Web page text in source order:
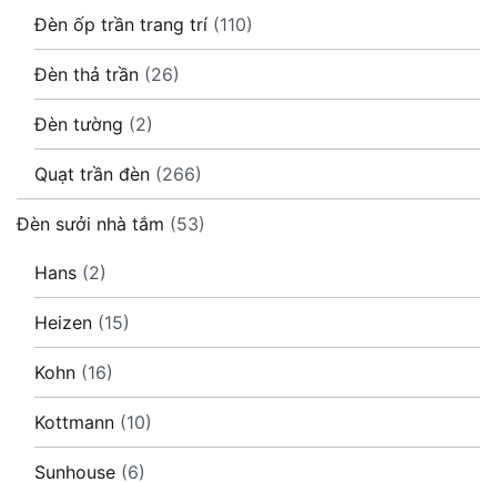
Đèn ốp trần trang trí (110)
Đèn thả trần (26)
Đèn tường (2)
Quạt trần đèn (266)
Đèn sưởi nhà tắm (53)
Hans (2)
Heizen (15)
Kohn (16)
Kottmann (10)
Sunhouse (6)